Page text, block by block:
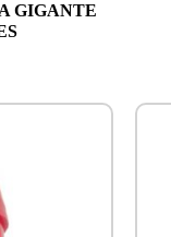
GIGANTE